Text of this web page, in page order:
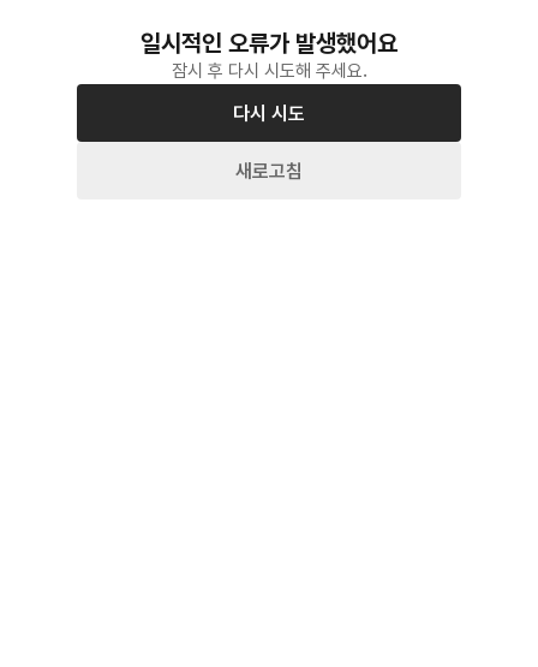
일시적인 오류가 발생했어요
잠시 후 다시 시도해 주세요.
다시 시도
새로고침